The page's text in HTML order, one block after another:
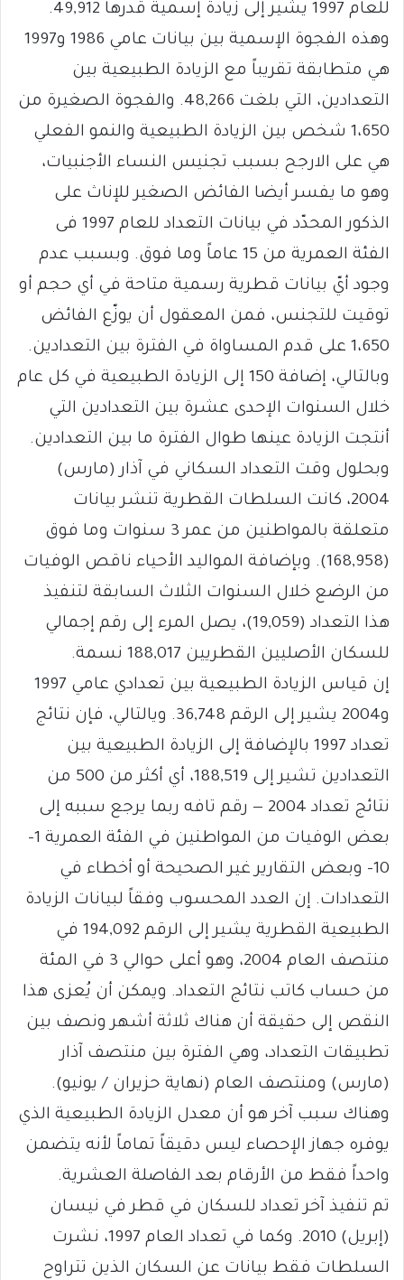
للعام 1997 يشير إلى زيادة إسمية قدرها 49,912.
وهذه الفجوة الإسمية بين بيانات عامي 1986 و1997
هي متطابقة تقريباً مع الزيادة الطبيعية بين
التعدادين، التي بلغت 48,266. والفجوة الصغيرة من
1،650 شخص بين الزيادة الطبيعية والنمو الفعلي
هي على الارجح بسبب تجنيس النساء الأجنبيات،
وهو ما يفسر أيضا الفائض الصغير للإناث على
الذكور المحدّد في بيانات التعداد للعام 1997 فى
الفئة العمرية من 15 عاماً وما فوق. وبسبب عدم
وجود أيّ بيانات قطرية رسمية متاحة في أي حجم أو
توقيت للتجنس، فمن المعقول أن يوزّع الفائض
1،650 على قدم المساواة في الفترة بين التعدادين.
وبالتالي، إضافة 150 إلى الزيادة الطبيعية في كل عام
خلال السنوات الإحدى عشرة بين التعدادين التي
أنتجت الزيادة عينها طوال الفترة ما بين التعدادين.
وبحلول وقت التعداد السكاني في آذار (مارس)
2004، كانت السلطات القطرية تنشر بيانات
متعلقة بالمواطنين من عمر 3 سنوات وما فوق
(168,958). وبإضافة المواليد الأحياء ناقص الوفيات
من الرضع خلال السنوات الثلاث السابقة لتنفيذ
هذا التعداد (19,059)، يصل المرء إلى رقم إجمالي
للسكان الأصليين القطريين 188,017 نسمة.
إن قياس الزيادة الطبيعية بين تعدادي عامي 1997
و2004 يشير إلى الرقم 36,748. ويالتالي، فإن نتائج
تعداد 1997 بالإضافة إلى الزيادة الطبيعية بين
التعدادين تشير إلى 188,519، أي أكثر من 500 من
نتائج تعداد 2004 — رقم تافه ربما يرجع سببه إلى
بعض الوفيات من المواطنين في الفئة العمرية 1-
10- وبعض التقارير غير الصحيحة أو أخطاء في
التعدادات. إن العدد المحسوب وفقاً لبيانات الزيادة
الطبيعية القطرية يشير إلى الرقم 194,092 في
منتصف العام 2004، وهو أعلى حوالي 3 في المئة
من حساب كاتب نتائج التعداد. ويمكن أن يُعزى هذا
النقص إلى حقيقة أن هناك ثلاثة أشهر ونصف بين
تطبيقات التعداد، وهي الفترة بين منتصف آذار
(مارس) ومنتصف العام (نهاية حزيران / يونيو).
وهناك سبب آخر هو أن معدل الزيادة الطبيعية الذي
يوفره جهاز الإحصاء ليس دقيقاً تماماً لأنه يتضمن
واحداً فقط من الأرقام بعد الفاصلة العشرية.
تم تنفيذ آخر تعداد للسكان في قطر في نيسان
(إبريل) 2010. وكما في تعداد العام 1997، نشرت
السلطات فقط بيانات عن السكان الذين تتراوح